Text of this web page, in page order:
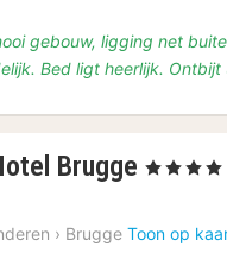
gebouw, ligging net
Bed ligt heerlijk.
Brugge 1
vanaf
€
, 4 Sterren
› Brugge Toon op